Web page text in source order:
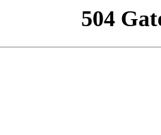
504